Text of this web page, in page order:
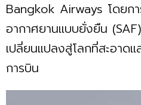
Bangkok Airways โดยกา
อากาศยานแบบยั่งยืน
เปลี่ยนแปลงสู่โลกที่สะอาด
การบิน